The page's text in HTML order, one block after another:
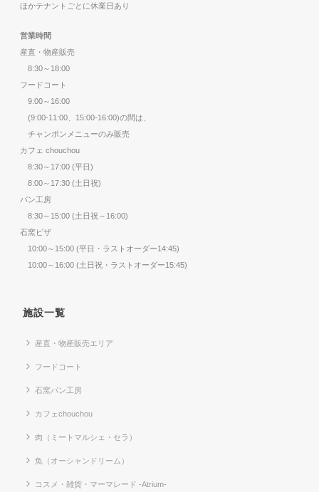
ほかテナントごとに休業日あり
営業時間
産直・物産販売
8:30～18:00
フードコート
9:00～16:00
(9:00-11:00、15:00-16:00)の間は、
チャンポンメニューのみ販売
カフェ chouchou
8:30～17:00 (平日)
8:00～17:30 (土日祝)
パン工房
8:30～15:00 (土日祝～16:00)
石窯ピザ
10:00～15:00 (平日・ラストオーダー14:45)
10:00～16:00 (土日祝・ラストオーダー15:45)
施設一覧
産直・物産販売エリア
フードコート
石窯パン工房
カフェchouchou
肉（ミートマルシェ・セラ）
魚（オーシャンドリーム）
コスメ・雑貨・マーマレード -Atrium-